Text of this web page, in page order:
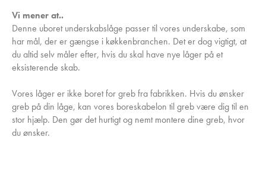
Vi mener at..
Denne uboret underskabslåge passer til vores underskabe, som
har mål, der er gængse i køkkenbranchen. Det er dog vigtigt, at
du altid selv måler efter, hvis du skal have nye låger på et
eksisterende skab.
Vores låger er ikke boret for greb fra fabrikken. Hvis du ønsker
greb på din låge, kan vores boreskabelon til greb være dig til en
stor hjælp. Den gør det hurtigt og nemt montere dine greb, hvor
du ønsker.